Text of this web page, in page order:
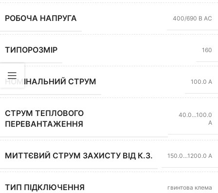
РОБОЧА НАПРУГА 400/690 В AC
ТИПОРОЗМІР 160
НОМІНАЛЬНИЙ СТРУМ 100.0 А
СТРУМ ТЕПЛОВОГО
ПЕРЕВАНТАЖЕННЯ
40.0…100.0
А
МИТТЄВИЙ СТРУМ ЗАХИСТУ ВІД К.З. 150.0…1200.0 А
ТИП ПІДКЛЮЧЕННЯ гвинтова клема